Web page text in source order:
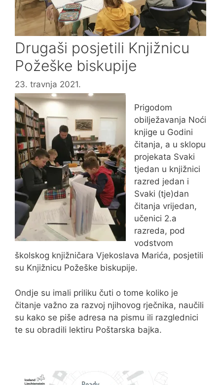
Drugaši posjetili Knjižnicu
Požeške biskupije
23. travnja 2021.
Prigodom
obilježavanja Noći
knjige u Godini
čitanja, a u sklopu
projekata Svaki
tjedan u knjižnici
razred jedan i
Svaki (tje)dan
čitanja vrijedan,
učenici 2.a
razreda, pod
vodstvom
školskog knjižničara Vjekoslava Marića, posjetili
su Knjižnicu Požeške biskupije.
Ondje su imali priliku čuti o tome koliko je
čitanje važno za razvoj njihovog rječnika, naučili
su kako se piše adresa na pismu ili razglednici
te su obradili lektiru Poštarska bajka.